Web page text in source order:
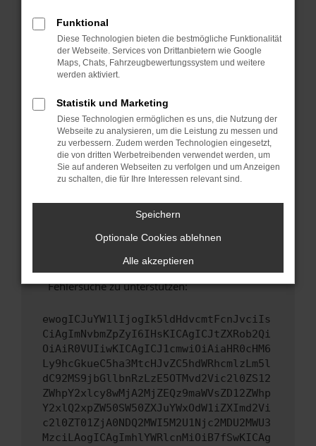
Fenster?
Starte dein Gerät neu.
Das kann manchmal helfen, vorübergehende
Probleme zu beheben.
Betriebssystem auf dem neuesten Stand
sind.
Veraltete Software birgt nicht nur ein
Sicherheitsrisiko, sondern kann auch dazu
führen, dass bestimmte Funktionen nicht mehr
unterstützt werden.
Wende dich an den Webseitenbetreiber.
Wenn du alle oben genannten Schritte versucht
hast, kontaktiere uns bitte. Wir werden
versuchen, das Problem zu beheben. Du kannst
uns diesen Text schicken, um uns bei der
Fehlersuche zu unterstützen:
ewogICJuYW1lIjogIk5ldHdvcmtFcnJvciIs
CiAgImNvbmZpZyI6IHsKICAgICJtZXRob2Qi
OiAiR0VUIiwKICAgICJ1cmwiOiAiaHR0cHM6
Ly9hcGkueC5ha3MtcHJvZC5hdWRhcmlzLm5l
dC92MS9jbGllbnRzLzE5OTMvd2Vic2l0ZS12
ZWhpY2xlcy8wMjA2MjZEQz9maWVsZD12ZWhp
Y2xlQ2xpZW50SW50ZXJuYWxOdW1iZXImd2Vi
c2l0ZT01ZjA0NDQ2MWI5M2U1Njc2MDU2MWU3
MzciLAogICAgImhlYWRlcnMiOiB7fSwKICAg
Funktional
Diese Technologien bieten die bestmögliche Funktionalität
der Webseite. Services von Drittanbietern wie Google
Maps, Chats, Fahrzeugbewertungssystem und weitere
werden aktiviert.
Statistik und Marketing
Diese Technologien ermöglichen es uns, die Nutzung der
Webseite zu analysieren, um die Leistung zu messen und
zu verbessern. Zudem werden Technologien eingesetzt,
die von dritten Werbetreibenden verwendet werden, um
Sie auf anderen Webseiten zu verfolgen und um Anzeigen
zu schalten, die für Ihre Interessen relevant sind.
Speichern
Optionale Cookies ablehnen
Alle akzeptieren